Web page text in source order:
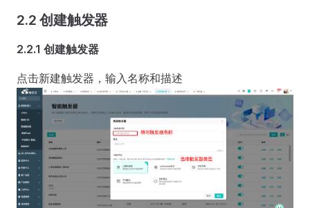
2.2 创建触发器
2.2.1 创建触发器
点击新建触发器，输入名称和描述